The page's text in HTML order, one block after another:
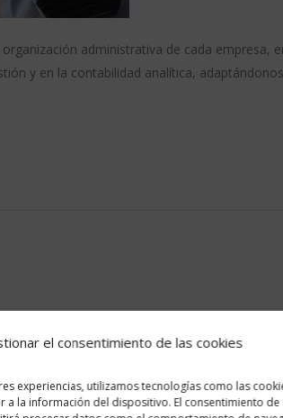
el consentimiento de las cookies
experiencias, utilizamos tecnologías como las
a la información del dispositivo. El consentimiento de
administrativa de cada empresa,
y en la contabilidad analítica,
No